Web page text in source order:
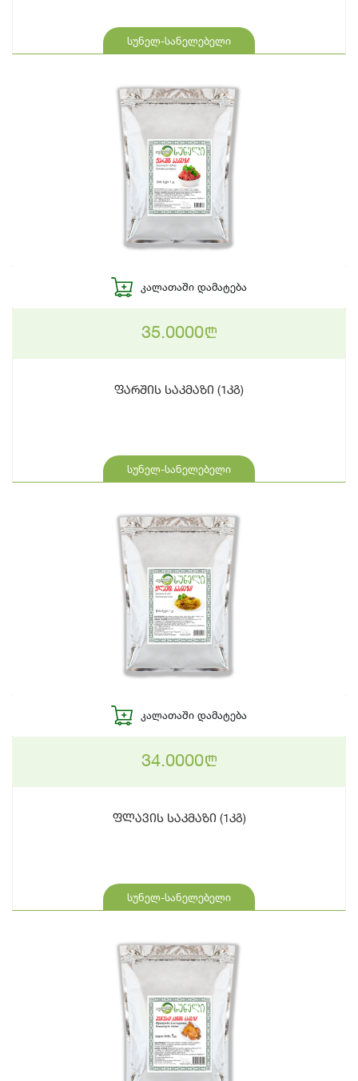
სუნელ-სანელებელი
ᲙᲐᲚᲐᲗᲐᲨᲘ ᲓᲐᲛᲐᲢᲔᲑᲐ
35.0000n
ფარშის საკმაზი (1კგ)
სუნელ-სანელებელი
ᲙᲐᲚᲐᲗᲐᲨᲘ ᲓᲐᲛᲐᲢᲔᲑᲐ
34.0000n
ფლავის საკმაზი (1კგ)
სუნელ-სანელებელი